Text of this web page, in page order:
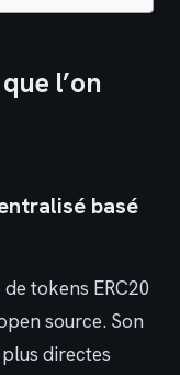
l’on
basé
tokens ERC20
source. Son
directes